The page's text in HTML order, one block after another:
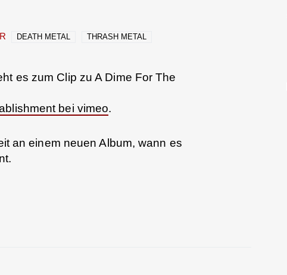
DEATH METAL THRASH METAL
es zum Clip zu A Dime For The
bei vimeo.
an einem neuen Album, wann es